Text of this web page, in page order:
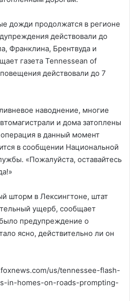
дожди продолжатся в регионе
действовали до
Франклина, Брентвуда и
газета Tennessean of
действовали до 7
наводнение, многие
и дома затоплены
операция в данный момент
в сообщении Национальной
«Пожалуйста, оставайтесь
шторм в Лексингтоне, штат
ущерб, сообщает
предупреждение о
ясно, действительно ли он
us/tennessee-flash-
in-homes-on-roads-prompting-